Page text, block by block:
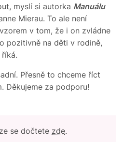
myslí si autorka Manuálu
Mierau. To ale není
v tom, že i on zvládne
pozitivně na děti v rodině,
Přesně to chceme říct
Děkujeme za podporu!
se dočtete zde.